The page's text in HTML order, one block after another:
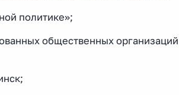
политике»;
общественных